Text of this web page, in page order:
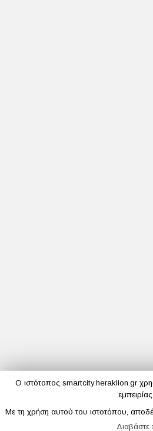
Ο ιστότοπος smartcity.heraklion.gr
Με τη χρήση αυτού του ιστοτόπου,
Διαβάστε